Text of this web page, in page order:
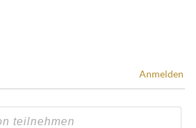
Anmelden